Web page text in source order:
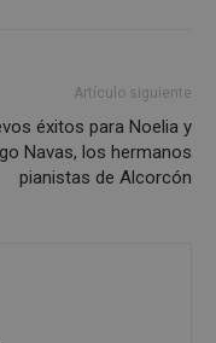
Artículo siguiente
éxitos para Noelia y
Navas, los hermanos
pianistas de Alcorcón